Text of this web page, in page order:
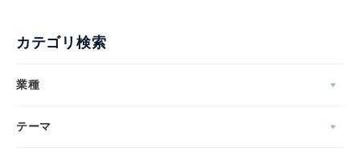
カテゴリ検索
業種
テーマ